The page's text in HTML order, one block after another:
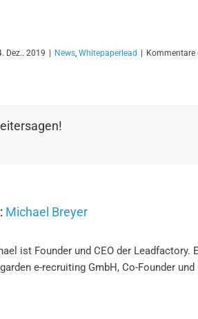
Dez.. 2019 | News Whitepaperlead | Kommentare
Michael Breyer
ist Founder und CEO der Leadfactory.
e-recruiting GmbH, Co-Founder